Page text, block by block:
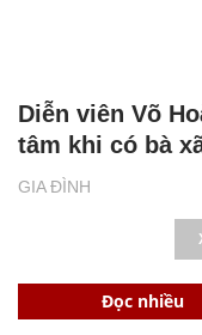
GIA ĐÌNH
Diễn viên Võ
tâm khi có bà
Đọc nhiều